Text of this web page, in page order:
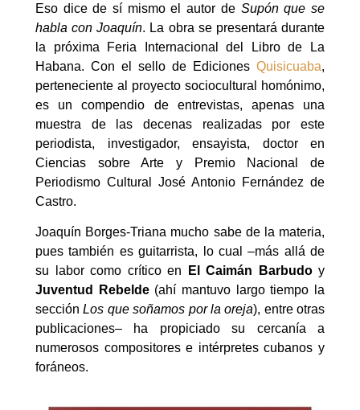
Eso dice de sí mismo el autor de Supón que se
habla con Joaquín. La obra se presentará durante
la próxima Feria Internacional del Libro de La
Habana. Con el sello de Ediciones Quisicuaba,
perteneciente al proyecto sociocultural homónimo,
es un compendio de entrevistas, apenas una
muestra de las decenas realizadas por este
periodista, investigador, ensayista, doctor en
Ciencias sobre Arte y Premio Nacional de
Periodismo Cultural José Antonio Fernández de
Castro.
Joaquín Borges-Triana mucho sabe de la materia,
pues también es guitarrista, lo cual –más allá de
su labor como crítico en
El Caimán Barbudoy
Juventud Rebelde(ahí mantuvo largo tiempo la
secciónLos que soñamos por la oreja), entre otras
publicaciones– ha propiciado su cercanía a
numerosos compositores e intérpretes cubanos y
foráneos.